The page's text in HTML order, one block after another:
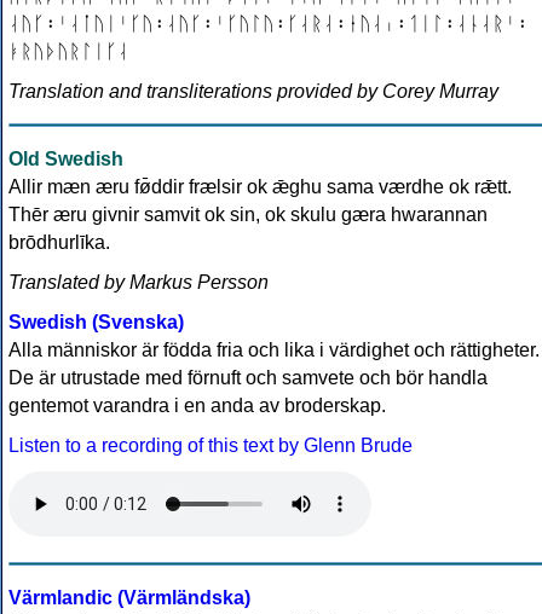
ᛆᚢᚴ᛬ᛌᛆᛙᚢᛁᛌᚴᚢ᛬ᛆᚢᚴ᛬ᛌᚴᚢᛚᚢ᛬ᚴᛆᚱᛆ᛬ᚽᚢᛆᛧ᛬ᛐᛁᛚ᛬ᛆᚿᛆᚱᛌ᛬
ᛓᚱᚢᚦᚢᚱᛚᛁᚴᛆ
Translation and transliterations provided by Corey Murray
Old Swedish
Allir mæn æru fø̄ddir frælsir ok ǣghu sama værdhe ok rǣtt.
Thēr æru givnir samvit ok sin, ok skulu gæra hwarannan
brōdhurlīka.
Translated by Markus Persson
Swedish (Svenska)
Alla människor är födda fria och lika i värdighet och rättigheter.
De är utrustade med förnuft och samvete och bör handla
gentemot varandra i en anda av broderskap.
Listen to a recording of this text by Glenn Brude
Värmlandic (Värmländska)